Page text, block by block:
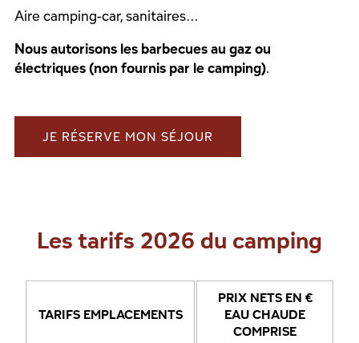
Aire camping-car, sanitaires…
Nous autorisons les barbecues au gaz ou
électriques (non fournis par le camping).
JE RÉSERVE MON SÉJOUR
Les tarifs 2026 du camping
TARIFS EMPLACEMENTS
PRIX NETS EN €
EAU CHAUDE
COMPRISE